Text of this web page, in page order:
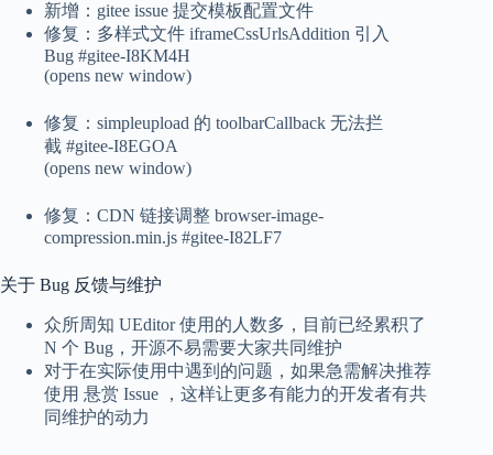
新增：gitee issue 提交模板配置文件
修复：多样式文件 iframeCssUrlsAddition 引入
Bug #gitee-I8KM4H
(opens new window)
修复：simpleupload 的 toolbarCallback 无法拦
截 #gitee-I8EGOA
(opens new window)
修复：CDN 链接调整 browser-image-
compression.min.js #gitee-I82LF7
关于 Bug 反馈与维护
众所周知 UEditor 使用的人数多，目前已经累积了
N 个 Bug，开源不易需要大家共同维护
对于在实际使用中遇到的问题，如果急需解决推荐
使用 悬赏 Issue ，这样让更多有能力的开发者有共
同维护的动力